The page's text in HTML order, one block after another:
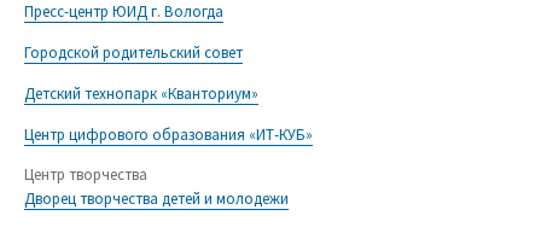
Пресс-центр ЮИД г. Вологда
Городской родительский совет
Детский технопарк «Кванториум»
Центр цифрового образования «ИТ-КУБ»
Центр творчества
Дворец творчества детей и молодежи